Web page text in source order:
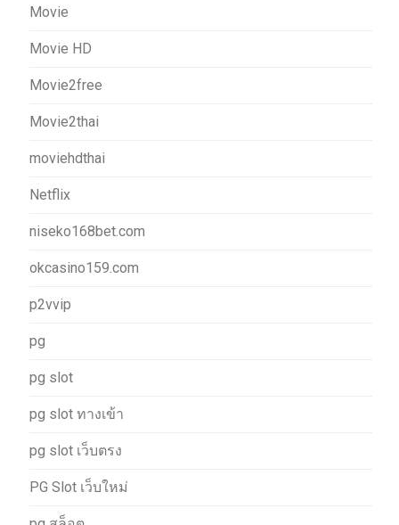
Movie
Movie HD
Movie2free
Movie2thai
moviehdthai
Netflix
niseko168bet.com
okcasino159.com
p2vvip
pg
pg slot
pg slot ทางเข้า
pg slot เว็บตรง
PG Slot เว็บใหม่